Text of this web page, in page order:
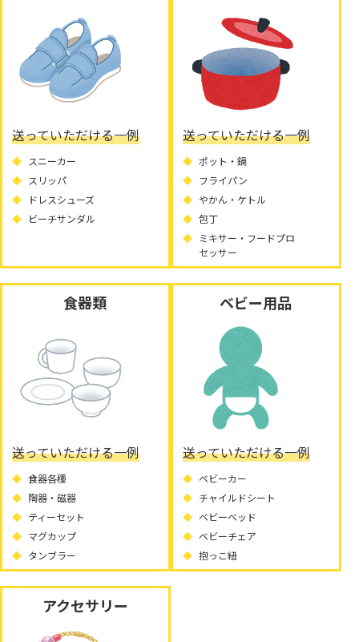
送っていただける一例
スニーカー
スリッパ
ドレスシューズ
ビーチサンダル
送っていただける一例
ポット・鍋
フライパン
やかん・ケトル
包丁
ミキサー・フードプロ
セッサー
食器類
送っていただける一例
食器各種
陶器・磁器
ティーセット
マグカップ
タンブラー
ベビー用品
送っていただける一例
ベビーカー
チャイルドシート
ベビーベッド
ベビーチェア
抱っこ紐
アクセサリー